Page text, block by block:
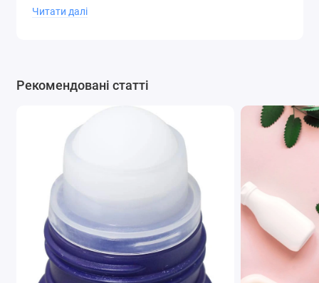
У відео можна подивитись, як виглядає флакон
Читати далі
Рекомендовані статті